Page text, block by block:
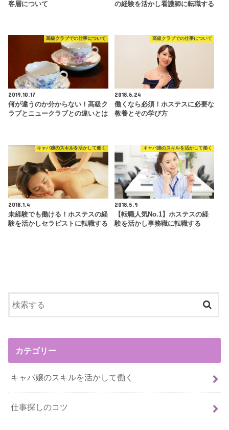
客層について
の経験を活かし看護師に転職する
高級クラブでの仕事について
2019.10.17
何が違うのか分からない！高級ク
ラブとニュークラブとの違いとは
高級クラブでの仕事について
2018.6.24
働くなら必須！ホステスに必要な
教養とその学び方
キャバ嬢のスキルを活かして働く
2018.1.4
未経験でも働ける！ホステスの経
験を活かしセラピストに転職する
キャバ嬢のスキルを活かして働く
2018.5.9
【転職人気No.1】ホステスの経
験を活かし事務職に転職する
カテゴリー
キャバ嬢のスキルを活かして働く
仕事探しのコツ